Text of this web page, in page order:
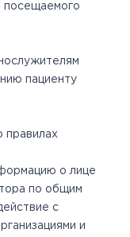
посещаемого
пациенту
о лице
по общим
с
и